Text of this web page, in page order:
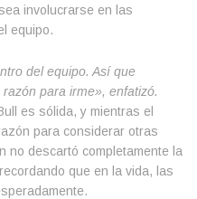
involucrarse en las
equipo.
del equipo. Así que
para irme», enfatizó.
es sólida, y mientras el
para considerar otras
no descartó completamente la
que en la vida, las